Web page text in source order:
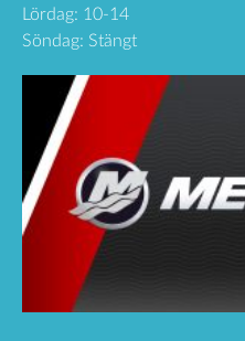
Lördag: 10-14
Söndag: Stängt